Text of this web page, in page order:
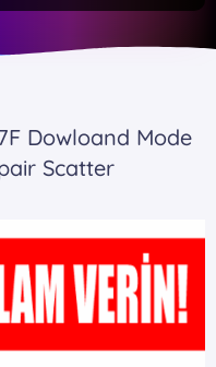
Dowloand Mode
Scatter